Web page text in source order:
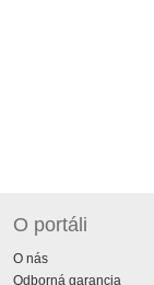
O portáli
O nás
Odborná garancia